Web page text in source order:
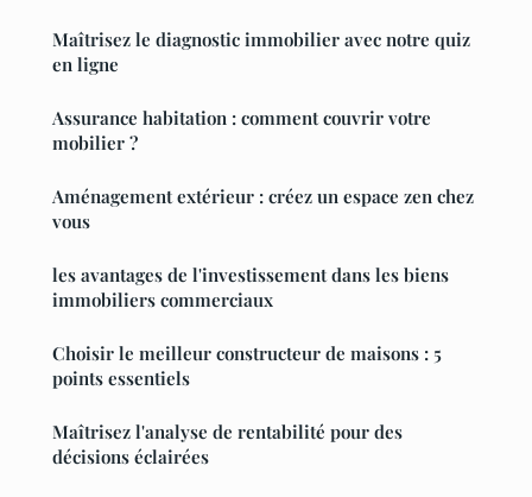
Maîtrisez le diagnostic immobilier avec notre quiz
en ligne
Assurance habitation : comment couvrir votre
mobilier ?
Aménagement extérieur : créez un espace zen chez
vous
les avantages de l'investissement dans les biens
immobiliers commerciaux
Choisir le meilleur constructeur de maisons : 5
points essentiels
Maîtrisez l'analyse de rentabilité pour des
décisions éclairées